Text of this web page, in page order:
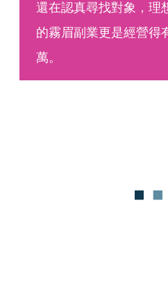
還在認真尋找對象，理
的霧眉副業更是經營得
萬。